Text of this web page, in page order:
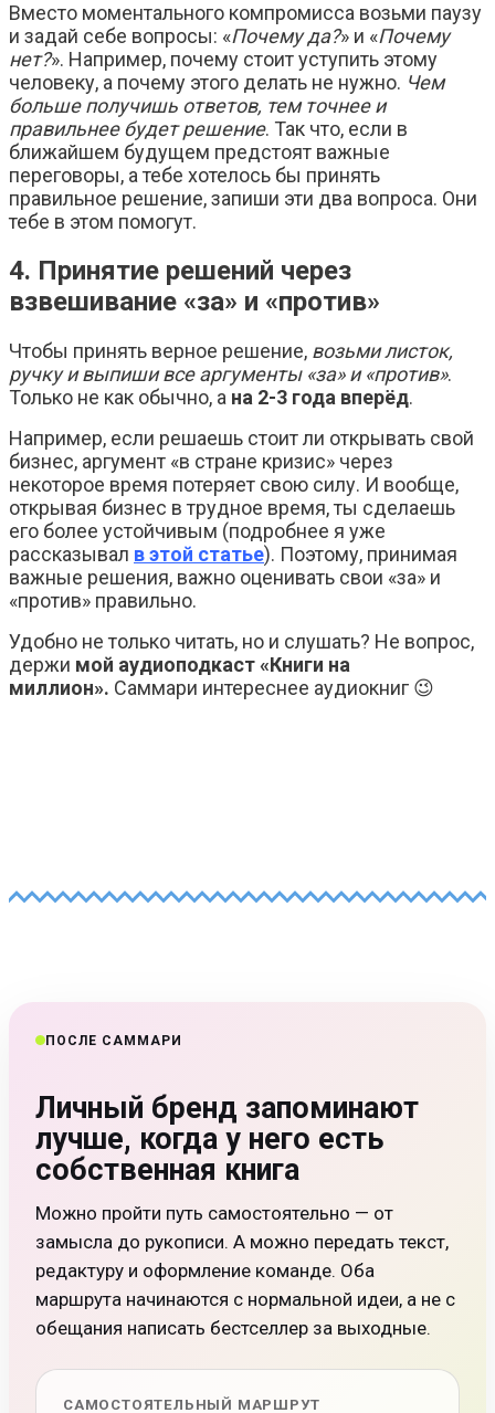
Вместо моментального компромисса возьми паузу
и задай себе вопросы: «Почему да?» и «Почему
нет?». Например, почему стоит уступить этому
человеку, а почему этого делать не нужно. Чем
больше получишь ответов, тем точнее и
правильнее будет решение. Так что, если в
ближайшем будущем предстоят важные
переговоры, а тебе хотелось бы принять
правильное решение, запиши эти два вопроса. Они
тебе в этом помогут.
4. Принятие решений через
взвешивание «за» и «против»
Чтобы принять верное решение, возьми листок,
ручку и выпиши все аргументы «за» и «против».
Только не как обычно, а на 2-3 года вперёд.
Например, если решаешь стоит ли открывать свой
бизнес, аргумент «в стране кризис» через
некоторое время потеряет свою силу. И вообще,
открывая бизнес в трудное время, ты сделаешь
его более устойчивым (подробнее я уже
рассказывал в этой статье). Поэтому, принимая
важные решения, важно оценивать свои «за» и
«против» правильно.
Удобно не только читать, но и слушать? Не вопрос,
держи мой аудиоподкаст «Книги на
миллион». Саммари интереснее аудиокниг 😉
ПОСЛЕ САММАРИ
Личный бренд запоминают
лучше, когда у него есть
собственная книга
Можно пройти путь самостоятельно — от
замысла до рукописи. А можно передать текст,
редактуру и оформление команде. Оба
маршрута начинаются с нормальной идеи, а не с
обещания написать бестселлер за выходные.
САМОСТОЯТЕЛЬНЫЙ МАРШРУТ